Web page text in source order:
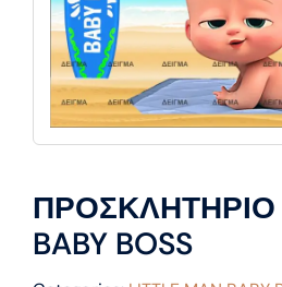
ΠΡΟΣΚΛΗΤΗΡΙΟ
BABY BOSS